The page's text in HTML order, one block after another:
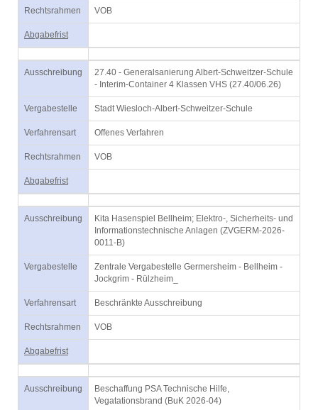
Rechtsrahmen VOB
Abgabefrist
Ausschreibung
27.40 - Generalsanierung Albert-Schweitzer-Schule
- Interim-Container 4 Klassen VHS (27.40/06.26)
Vergabestelle Stadt Wiesloch-Albert-Schweitzer-Schule
Verfahrensart Offenes Verfahren
Rechtsrahmen VOB
Abgabefrist
Ausschreibung
Kita Hasenspiel Bellheim; Elektro-, Sicherheits- und
Informationstechnische Anlagen (ZVGERM-2026-
0011-B)
Vergabestelle
Zentrale Vergabestelle Germersheim - Bellheim -
Jockgrim - Rülzheim_
Verfahrensart Beschränkte Ausschreibung
Rechtsrahmen VOB
Abgabefrist
Ausschreibung
Beschaffung PSA Technische Hilfe,
Vegatationsbrand (BuK 2026-04)